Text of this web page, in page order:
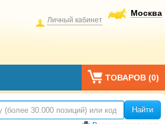
Москва
Личный кабинет
ТОВАРОВ (0)
Найти